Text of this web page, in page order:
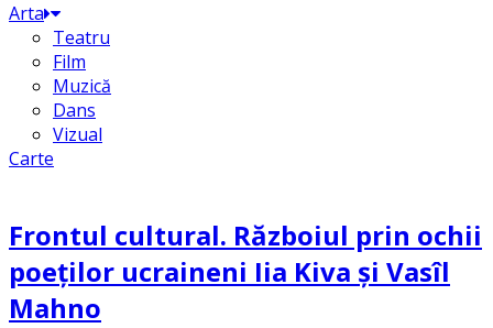
Arta
Teatru
Film
Muzică
Dans
Vizual
Carte
Frontul cultural. Războiul prin ochii
poeților ucraineni Iia Kiva și Vasîl
Mahno